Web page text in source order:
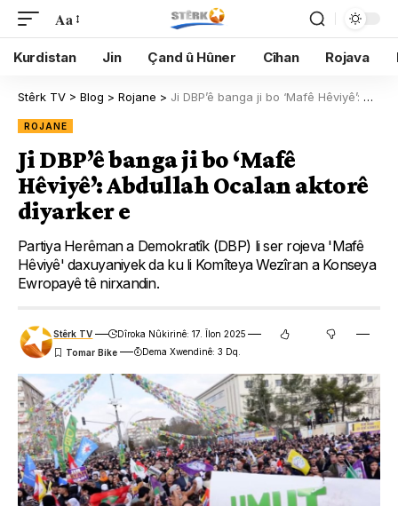
Aa
Kurdistan Jin Çand û Hûner Cîhan Rojava
Stêrk TV > Blog > Rojane > Ji DBP’ê banga ji bo ‘Mafê Hêviyê’: Abdullah Ocalan aktorê diyarker e
ROJANE
Ji DBP’ê banga ji bo ‘Mafê
Hêviyê’: Abdullah Ocalan aktorê
diyarker e
Partiya Herêman a Demokratîk (DBP) li ser rojeva 'Mafê
Hêviyê' daxuyaniyek da ku li Komîteya Wezîran a Konseya
Ewropayê tê nirxandin.
Stêrk TV
Dîroka Nûkirinê: 17. Îlon 2025
Dema Xwendinê: 3 Dq.